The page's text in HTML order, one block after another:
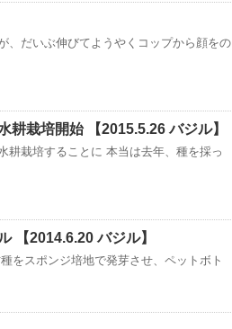
、だいぶ伸びてようやくコップから顔をの
耕栽培開始 【2015.5.26 バジル】
耕栽培することに 本当は去年、種を採っ
【2014.6.20 バジル】
をスポンジ培地で発芽させ、ペットボト